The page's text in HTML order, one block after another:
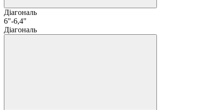
Діагональ
6"-6,4"
Діагональ